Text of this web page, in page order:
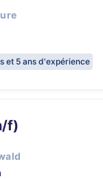
et 5 ans d'expérience
f)